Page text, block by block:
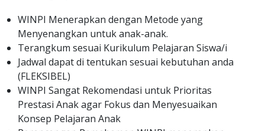
WINPI Menerapkan dengan Metode yang
Menyenangkan untuk anak-anak.
Terangkum sesuai Kurikulum Pelajaran Siswa/i
Jadwal dapat di tentukan sesuai kebutuhan anda
(FLEKSIBEL)
WINPI Sangat Rekomendasi untuk Prioritas
Prestasi Anak agar Fokus dan Menyesuaikan
Konsep Pelajaran Anak